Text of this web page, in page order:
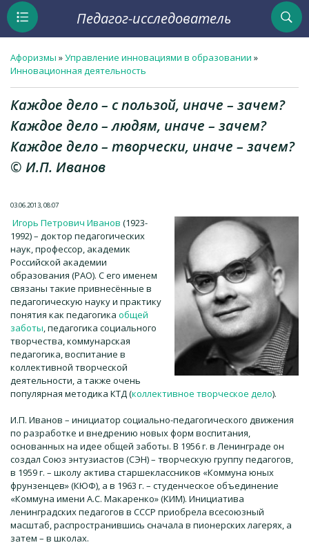
Педагог-исследователь
Афоризмы »Управление инновациями в образовании »
Инновационная деятельность
Каждое дело – с пользой, иначе – зачем?
Каждое дело – людям, иначе – зачем?
Каждое дело – творчески, иначе – зачем?
© И.П. Иванов
03.06.2013, 08:07
Игорь Петрович Иванов (1923-
1992) – доктор педагогических
наук, профессор, академик
Российской академии
образования (РАО). С его именем
связаны такие привнесённые в
педагогическую науку и практику
понятия как педагогика общей
заботы, педагогика социального
творчества, коммунарская
педагогика, воспитание в
коллективной творческой
деятельности, а также очень
популярная методика КТД (коллективное творческое дело).
И.П. Иванов – инициатор социально-педагогического движения
по разработке и внедрению новых форм воспитания,
основанных на идее общей заботы. В 1956 г. в Ленинграде он
создал Союз энтузиастов (СЭН) – творческую группу педагогов,
в 1959 г. – школу актива старшеклассников «Коммуна юных
фрунзенцев» (КЮФ), а в 1963 г. – студенческое объединение
«Коммуна имени А.С. Макаренко» (КИМ). Инициатива
ленинградских педагогов в СССР приобрела всесоюзный
масштаб, распространившись сначала в пионерских лагерях, а
затем – в школах.